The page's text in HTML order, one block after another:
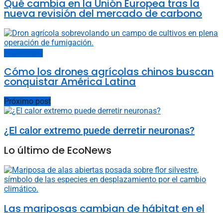
Qué cambia en la Unión Europea tras la
nueva revisión del mercado de carbono
Cómo los drones agrícolas chinos buscan
conquistar América Latina
Próximo post
¿El calor extremo puede derretir neuronas?
Lo último de EcoNews
Las mariposas cambian de hábitat en el